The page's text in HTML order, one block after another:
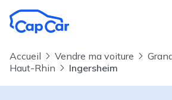
Accueil Vendre ma voiture
Haut-Rhin
Ingersheim